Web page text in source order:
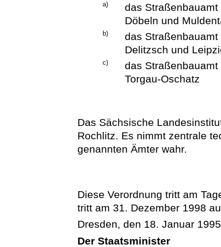
a)
das
Döbeln und
b)
das
Delitzsch und
c)
das
Torgau-Oschatz
Das Sächsische
Rochlitz. Es nimmt zentrale
genannten Ämter wahr.
Diese Verordnung tritt am
tritt am 31. Dezember 1998
Dresden, den 18. Januar 1995
Der Staatsminister